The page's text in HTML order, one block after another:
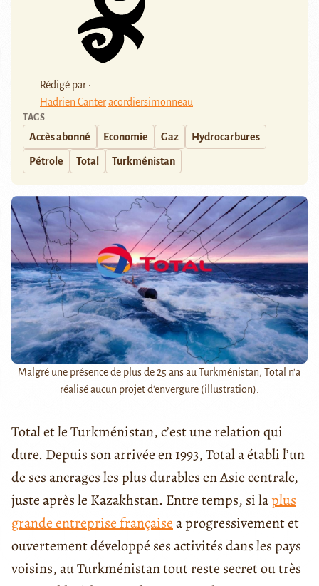
Rédigé par :
Hadrien Canteracordiersimonneau
TAGS
Accès abonné Economie Gaz Hydrocarbures
Pétrole Total Turkménistan
Malgré une présence de plus de 25 ans au Turkménistan, Total n'a
réalisé aucun projet d'envergure (illustration).
Total et le Turkménistan, c’est une relation qui
dure. Depuis son arrivée en 1993, Total a établi l’un
de ses ancrages les plus durables en Asie centrale,
juste après le Kazakhstan. Entre temps, si laplus
grande entreprise françaisea progressivement et
ouvertement développé ses activités dans les pays
voisins, au Turkménistan tout reste secret ou très